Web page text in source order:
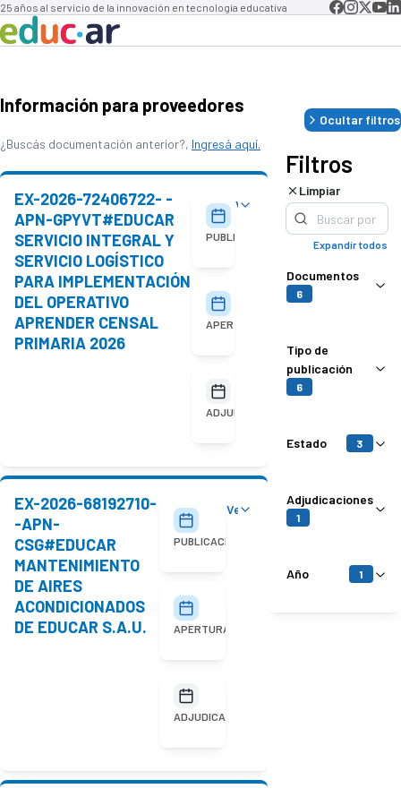
25 años al servicio de la innovación en tecnología educativa
Ocultar filtros
Información para proveedores
¿Buscás documentación anterior?, Ingresá aquí.
EX-2026-72406722- -
APN-GPYVT#EDUCAR
SERVICIO INTEGRAL Y
SERVICIO LOGÍSTICO
PARA IMPLEMENTACIÓN
DEL OPERATIVO
APRENDER CENSAL
PRIMARIA 2026
PUBLICACIÓN
05/08/2026
APERTURA
18/08/2026
ADJUDICACIÓN
No
Ver detalles
EX-2026-68192710-
-APN-
CSG#EDUCAR
MANTENIMIENTO
DE AIRES
ACONDICIONADOS
DE EDUCAR S.A.U.
PUBLICACIÓN
30/07/2026
APERTURA
ADJUDICACIÓN
Ver detalles
Filtros
Limpiar
Expandir todos
Documentos
6
Tipo de
publicación
6
Estado 3
Adjudicaciones
1
Año 1